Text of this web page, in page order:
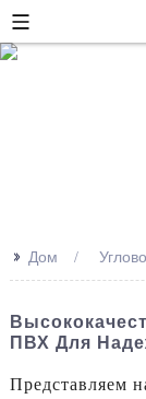
>> Дом
ПВХ Для
Представляем